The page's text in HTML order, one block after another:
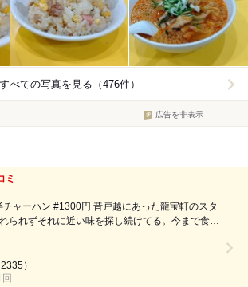
すべての写真を見る（476件）
広告を非表示
ミ
円 昔戸越にあった龍宝軒のスタ
られずそれに近い味を探し続けてる。今まで食べ
での眼科の検査の後チャレンジ。 提供され
...
2335）
回